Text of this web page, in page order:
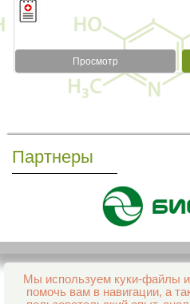
Просмотр
Партнеры
Мы используем куки-файлы и
помочь вам в навигации, а
Все права защищены и охраняются законом
© 2013–2026 Интернет-аптека Фармация